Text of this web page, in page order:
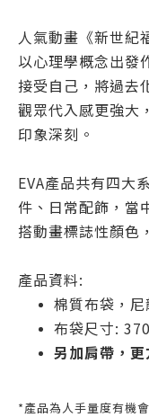
人氣動畫《新世紀
以心理學概念出發
接受自己，將過去
觀眾代入感更強大
印象深刻。
EVA產品共有四大
件、日常配飾，當
搭動畫標誌性顏色
產品資料:
棉質布袋，
布袋尺寸:
另加肩帶，
*產品為人手量度有機